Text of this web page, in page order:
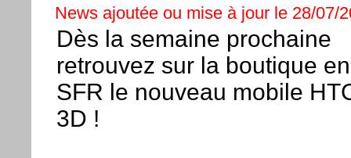
News ajoutée ou mise à jour le 28/07/
Dès la semaine prochaine
retrouvez sur la boutique
SFR le nouveau mobile
3D !